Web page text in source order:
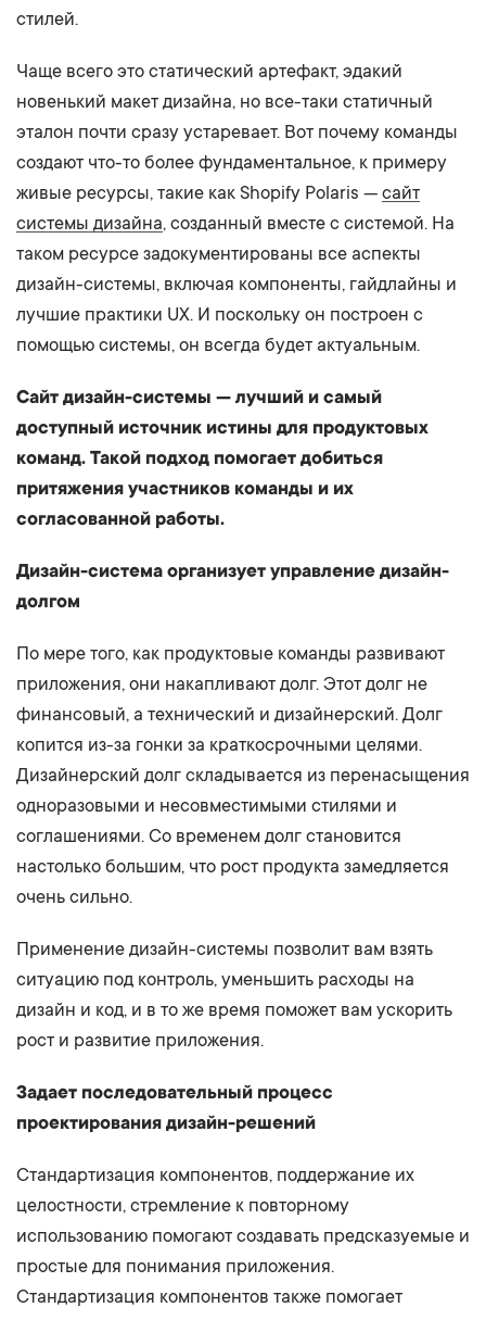
стилей.
Чаще всего это статический артефакт, эдакий
новенький макет дизайна, но все-таки статичный
эталон почти сразу устаревает. Вот почему команды
создают что-то более фундаментальное, к примеру
живые ресурсы, такие как Shopify Polaris — сайт
системы дизайна, созданный вместе с системой. На
таком ресурсе задокументированы все аспекты
дизайн-системы, включая компоненты, гайдлайны и
лучшие практики UX. И поскольку он построен с
помощью системы, он всегда будет актуальным.
Сайт дизайн-системы — лучший и самый
доступный источник истины для продуктовых
команд. Такой подход помогает добиться
притяжения участников команды и их
согласованной работы.
Дизайн-система организует управление дизайн-
долгом
По мере того, как продуктовые команды развивают
приложения, они накапливают долг. Этот долг не
финансовый, а технический и дизайнерский. Долг
копится из-за гонки за краткосрочными целями.
Дизайнерский долг складывается из перенасыщения
одноразовыми и несовместимыми стилями и
соглашениями. Со временем долг становится
настолько большим, что рост продукта замедляется
очень сильно.
Применение дизайн-системы позволит вам взять
ситуацию под контроль, уменьшить расходы на
дизайн и код, и в то же время поможет вам ускорить
рост и развитие приложения.
Задает последовательный процесс
проектирования дизайн-решений
Стандартизация компонентов, поддержание их
целостности, стремление к повторному
использованию помогают создавать предсказуемые и
простые для понимания приложения.
Стандартизация компонентов также помогает